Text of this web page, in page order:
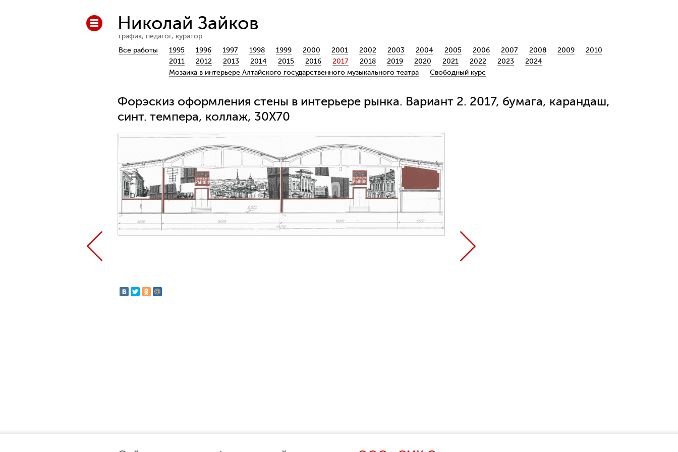
Николай Зайков
график, педагог, куратор
Все работы
1995 1996 1997 1998 1999 2000 2001 2002 2003 2004 2005 2006 2007 2008 2009
2010
2011
2012 2013 2014 2015 2016 2017 2018 2019 2020 2021 2022 2023
2024
Мозаика в интерьере Алтайского государственного музыкального театра
Свободный курс
Форэскиз оформления стены в интерьере рынка. Вариант 2. 2017, бумага, карандаш,
синт. темпера, коллаж, 30Х70